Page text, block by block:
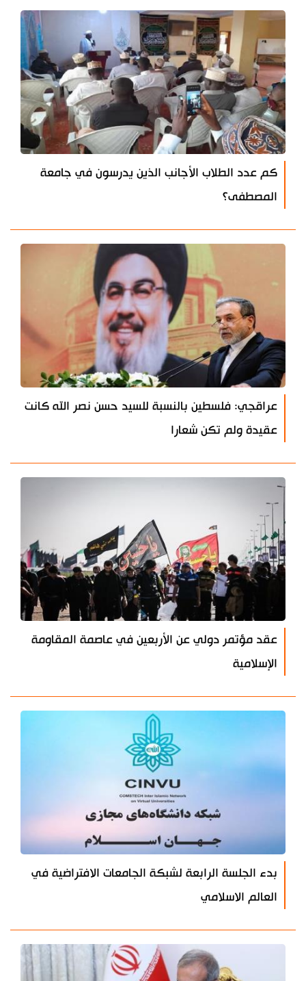
كم عدد الطلاب الأجانب الذين يدرسون في جامعة
المصطفى؟
عراقجي: فلسطين بالنسبة للسيد حسن نصر الله كانت
عقيدة ولم تكن شعارا
عقد مؤتمر دولي عن الأربعين في عاصمة المقاومة
الإسلامية
بدء الجلسة الرابعة لشبكة الجامعات الافتراضية في
العالم الاسلامي